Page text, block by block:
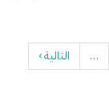
…
التالية ›